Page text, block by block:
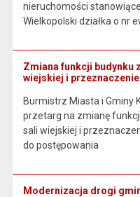
nieruchomości
Wielkopolski działka o nr
Zmiana funkcji budynku
wiejskiej i
Burmistrz Miasta i Gminy
przetarg na zmianę
sali wiejskiej i
do postępowania
Modernizacja drogi